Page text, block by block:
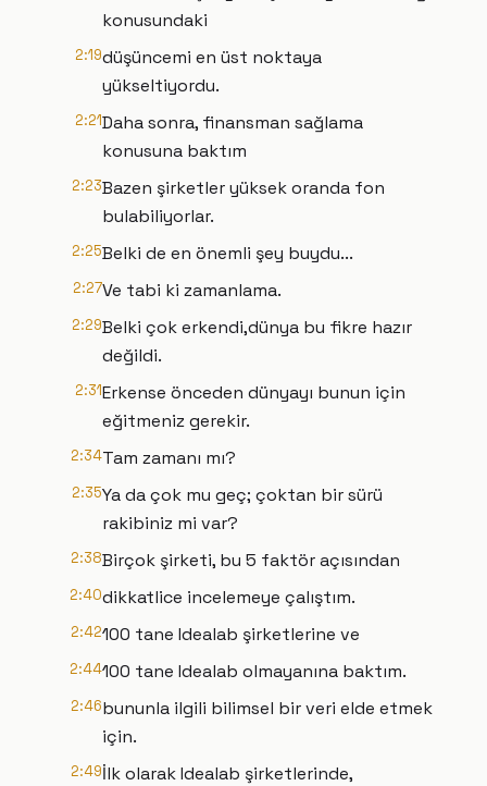
konusundaki
2:19düşüncemi en üst noktaya
yükseltiyordu.
2:21Daha sonra, finansman sağlama
konusuna baktım
2:23Bazen şirketler yüksek oranda fon
bulabiliyorlar.
2:25Belki de en önemli şey buydu...
2:27Ve tabi ki zamanlama.
2:29Belki çok erkendi,dünya bu fikre hazır
değildi.
2:31Erkense önceden dünyayı bunun için
eğitmeniz gerekir.
2:34Tam zamanı mı?
2:35Ya da çok mu geç; çoktan bir sürü
rakibiniz mi var?
2:38Birçok şirketi, bu 5 faktör açısından
2:40dikkatlice incelemeye çalıştım.
2:42100 tane Idealab şirketlerine ve
2:44100 tane Idealab olmayanına baktım.
2:46bununla ilgili bilimsel bir veri elde etmek
için.
2:49İlk olarak Idealab şirketlerinde,